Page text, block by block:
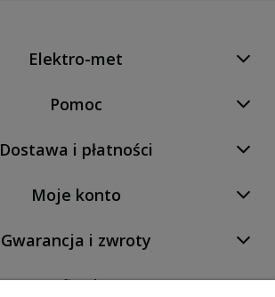
Elektro-met
Pomoc
Dostawa i płatności
Moje konto
Gwarancja i zwroty
O firmie